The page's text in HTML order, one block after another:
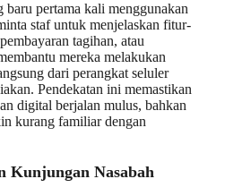
baru pertama kali menggunakan
staf untuk menjelaskan fitur-
tagihan, atau
mereka melakukan
dari perangkat seluler
Pendekatan ini memastikan
digital berjalan mulus, bahkan
kurang familiar dengan
Kunjungan Nasabah